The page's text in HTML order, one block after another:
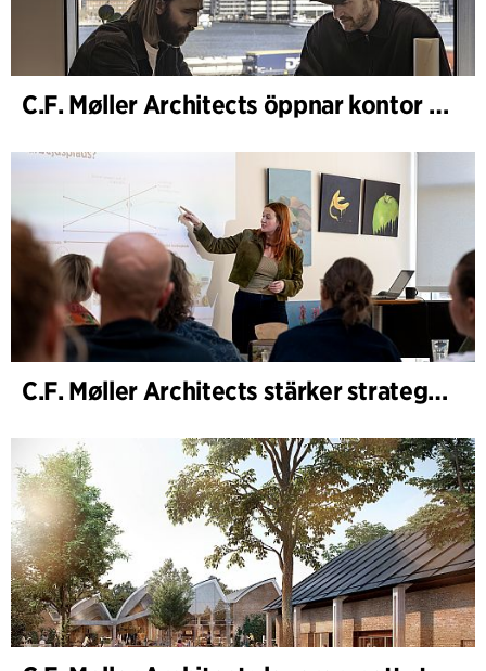
C.F. Møller Architects öppnar kontor i Göteborg
C.F. Møller Architects stärker strategisk rådgivning i tidiga skeden